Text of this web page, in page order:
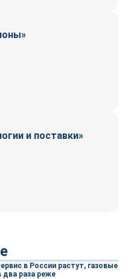
и поставки»
в России растут, газовые
раза реже